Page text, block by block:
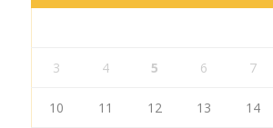
3 4 5 6 7
10 11 12 13 14